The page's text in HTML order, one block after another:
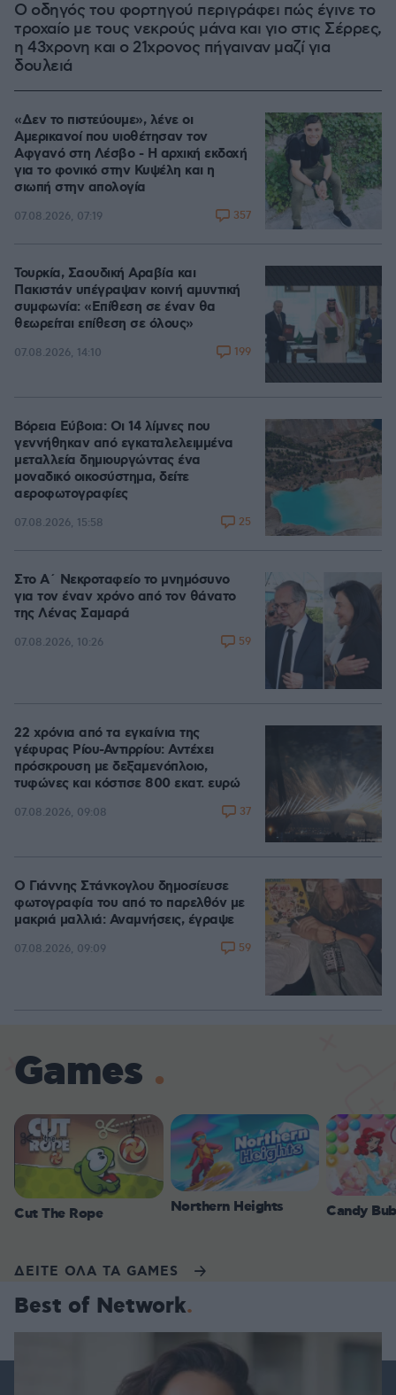
Ο οδηγός του φορτηγού περιγράφει πώς έγινε το
τροχαίο με τους νεκρούς μάνα και γιο στις Σέρρες,
η 43χρονη και ο 21χρονος πήγαιναν μαζί για
δουλειά
«Δεν το πιστεύουμε», λένε οι
Αμερικανοί που υιοθέτησαν τον
Αφγανό στη Λέσβο - Η αρχική εκδοχή
για το φονικό στην Κυψέλη και η
σιωπή στην απολογία
07.08.2026, 07:19 357
Τουρκία, Σαουδική Αραβία και
Πακιστάν υπέγραψαν κοινή αμυντική
συμφωνία: «Επίθεση σε έναν θα
θεωρείται επίθεση σε όλους»
07.08.2026, 14:10 199
Βόρεια Εύβοια: Οι 14 λίμνες που
γεννήθηκαν από εγκαταλελειμμένα
μεταλλεία δημιουργώντας ένα
μοναδικό οικοσύστημα, δείτε
αεροφωτογραφίες
07.08.2026, 15:58 25
Στο Α΄ Νεκροταφείο το μνημόσυνο
για τον έναν χρόνο από τον θάνατο
της Λένας Σαμαρά
07.08.2026, 10:26 59
22 χρόνια από τα εγκαίνια της
γέφυρας Ρίου-Αντιρρίου: Αντέχει
πρόσκρουση με δεξαμενόπλοιο,
τυφώνες και κόστισε 800 εκατ. ευρώ
07.08.2026, 09:08 37
Ο Γιάννης Στάνκογλου δημοσίευσε
φωτογραφία του από το παρελθόν με
μακριά μαλλιά: Αναμνήσεις, έγραψε
07.08.2026, 09:09 59
Games
Cut The Rope Northern Heights Candy
ΔΕΙΤΕ ΟΛΑ ΤΑ GAMES
Best of Network